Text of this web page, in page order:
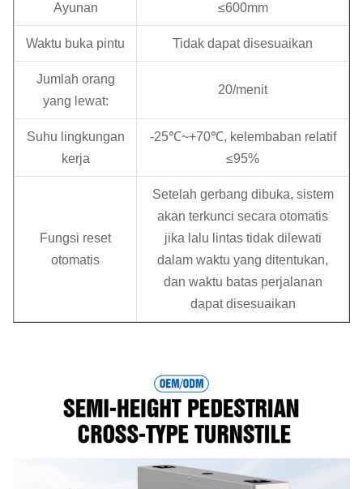
Ayunan ≤600mm
Waktu buka pintu Tidak dapat disesuaikan
Jumlah orang
yang lewat:
20/menit
Suhu lingkungan
kerja
-25℃~+70℃, kelembaban relatif
≤95%
Fungsi reset
otomatis
Setelah gerbang dibuka, sistem
akan terkunci secara otomatis
jika lalu lintas tidak dilewati
dalam waktu yang ditentukan,
dan waktu batas perjalanan
dapat disesuaikan